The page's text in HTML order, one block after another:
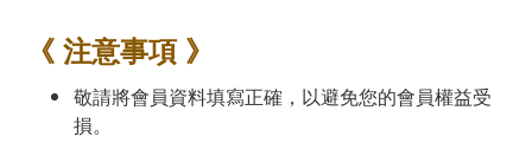
《 注意事項 》
敬請將會員資料填寫正確，以避免您的會員權益受
損。